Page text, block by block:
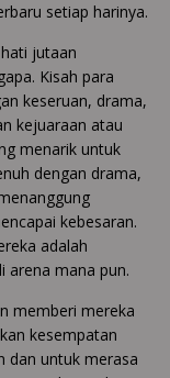
setiap harinya.
jutaan
Kisah para
keseruan, drama,
kejuaraan atau
menarik untuk
dengan drama,
kebesaran.
adalah
arena mana pun.
memberi mereka
kesempatan
dan untuk merasa